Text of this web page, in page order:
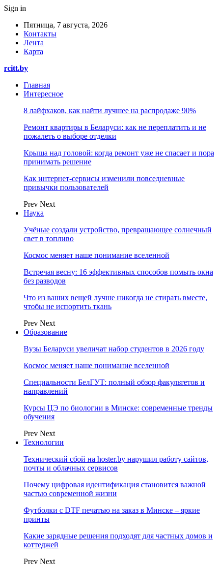
Sign in
Пятница, 7 августа, 2026
Контакты
Лента
Карта
rcitt.by
Главная
Интересное
8 лайфхаков, как найти лучшее на распродаже 90%
Ремонт квартиры в Беларуси: как не переплатить и не
пожалеть о выборе отделки
Крыша над головой: когда ремонт уже не спасает и пора
принимать решение
Как интернет-сервисы изменили повседневные
привычки пользователей
Prev Next
Наука
Учёные создали устройство, превращающее солнечный
свет в топливо
Космос меняет наше понимание вселенной
Встречая весну: 16 эффективных способов помыть окна
без разводов
Что из ваших вещей лучше никогда не стирать вместе,
чтобы не испортить ткань
Prev Next
Образование
Вузы Беларуси увеличат набор студентов в 2026 году
Космос меняет наше понимание вселенной
Специальности БелГУТ: полный обзор факультетов и
направлений
Курсы ЦЭ по биологии в Минске: современные тренды
обучения
Prev Next
Технологии
Технический сбой на hoster.by нарушил работу сайтов,
почты и облачных сервисов
Почему цифровая идентификация становится важной
частью современной жизни
Футболки с DTF печатью на заказ в Минске – яркие
принты
Какие зарядные решения подходят для частных домов и
коттеджей
Prev Next